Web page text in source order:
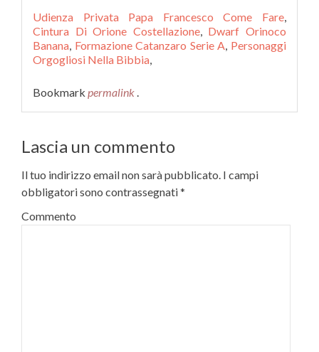
Udienza Privata Papa Francesco Come Fare,
Cintura Di Orione Costellazione, Dwarf Orinoco
Banana, Formazione Catanzaro Serie A, Personaggi
Orgogliosi Nella Bibbia,
Bookmark permalink .
Lascia un commento
Il tuo indirizzo email non sarà pubblicato. I campi
obbligatori sono contrassegnati*
Commento